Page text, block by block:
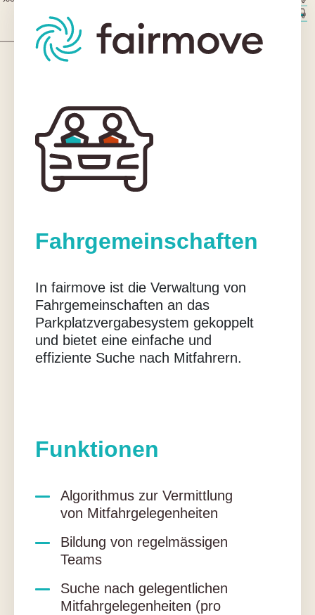
Fahrgemeinschaften
In fairmove ist die Verwaltung von
Fahrgemeinschaften an das
Parkplatzvergabesystem gekoppelt
und bietet eine einfache und
effiziente Suche nach Mitfahrern.
Funktionen
Algorithmus zur Vermittlung
von Mitfahrgelegenheiten
Bildung von regelmässigen
Teams
Suche nach gelegentlichen
Mitfahrgelegenheiten (pro